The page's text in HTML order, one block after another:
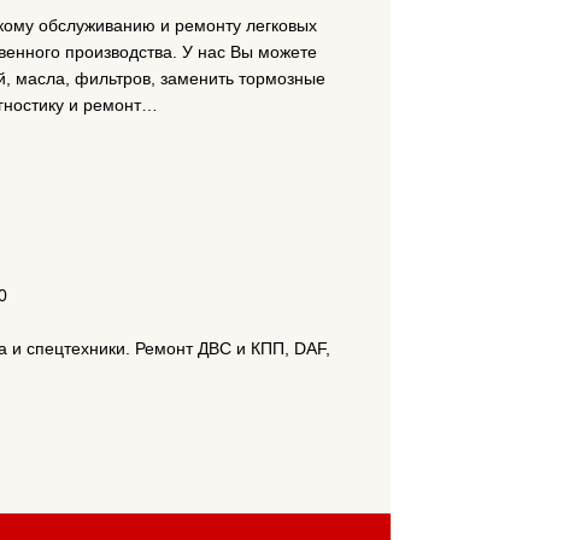
обслуживанию и ремонту легковых
производства. У нас Вы можете
масла, фильтров, заменить тормозные
и ремонт…
и спецтехники. Ремонт ДВС и КПП, DAF,